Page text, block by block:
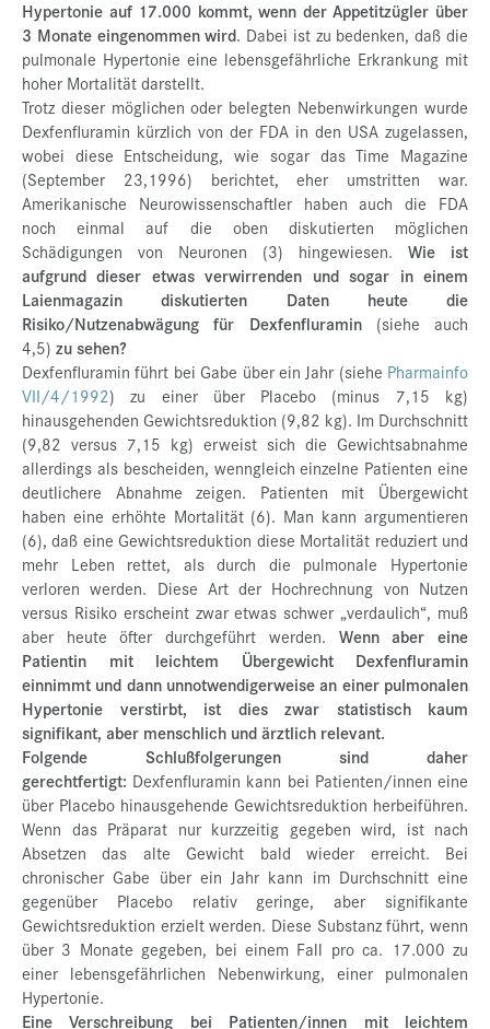
Hypertonie auf 17.000 kommt, wenn der Appetitzügler über
3 Monate eingenommen wird. Dabei ist zu bedenken, daß die
pulmonale Hypertonie eine lebensgefährliche Erkrankung mit
hoher Mortalität darstellt.
Trotz dieser möglichen oder belegten Nebenwirkungen wurde
Dexfenfluramin kürzlich von der FDA in den USA zugelassen,
wobei diese Entscheidung, wie sogar das Time Magazine
(September 23,1996) berichtet, eher umstritten war.
Amerikanische Neurowissenschaftler haben auch die FDA
noch einmal auf die oben diskutierten möglichen
Schädigungen von Neuronen (3) hingewiesen. Wie ist
aufgrund dieser etwas verwirrenden und sogar in einem
Laienmagazin diskutierten Daten heute die
Risiko/Nutzenabwägung für Dexfenfluramin (siehe auch
4,5) zu sehen?
Dexfenfluramin führt bei Gabe über ein Jahr (siehe Pharmainfo
VII/4/1992) zu einer über Placebo (minus 7,15 kg)
hinausgehenden Gewichtsreduktion (9,82 kg). Im Durchschnitt
(9,82 versus 7,15 kg) erweist sich die Gewichtsabnahme
allerdings als bescheiden, wenngleich einzelne Patienten eine
deutlichere Abnahme zeigen. Patienten mit Übergewicht
haben eine erhöhte Mortalität (6). Man kann argumentieren
(6), daß eine Gewichtsreduktion diese Mortalität reduziert und
mehr Leben rettet, als durch die pulmonale Hypertonie
verloren werden. Diese Art der Hochrechnung von Nutzen
versus Risiko erscheint zwar etwas schwer „verdaulich“, muß
aber heute öfter durchgeführt werden. Wenn aber eine
Patientin mit leichtem Übergewicht Dexfenfluramin
einnimmt und dann unnotwendigerweise an einer pulmonalen
Hypertonie verstirbt, ist dies zwar statistisch kaum
signifikant, aber menschlich und ärztlich relevant.
Folgende Schlußfolgerungen sind daher
gerechtfertigt: Dexfenfluramin kann bei Patienten/innen eine
über Placebo hinausgehende Gewichtsreduktion herbeiführen.
Wenn das Präparat nur kurzzeitig gegeben wird, ist nach
Absetzen das alte Gewicht bald wieder erreicht. Bei
chronischer Gabe über ein Jahr kann im Durchschnitt eine
gegenüber Placebo relativ geringe, aber signifikante
Gewichtsreduktion erzielt werden. Diese Substanz führt, wenn
über 3 Monate gegeben, bei einem Fall pro ca. 17.000 zu
einer lebensgefährlichen Nebenwirkung, einer pulmonalen
Hypertonie.
Eine Verschreibung bei Patienten/innen mit leichtem